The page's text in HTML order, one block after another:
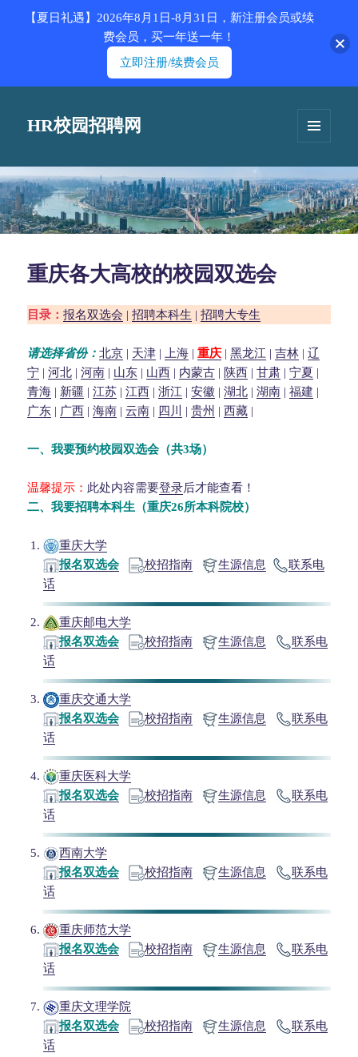
HR校园招聘网
重庆各大高校的校园双选会
目录：报名双选会 |招聘本科生 |招聘大专生
请选择省份：北京 | 天津 | 上海 |重庆 |黑龙江 |吉林 |辽
宁 |河北 |河南 | 山东 | 山西 | 内蒙古 | 陕西 |甘肃 |宁夏 |
青海 | 新疆 |江苏 |江西 |浙江 |安徽 |湖北 |湖南 |福建 |
广东 | 广西 |海南 |云南 | 四川 |贵州 |西藏 |
一、我要预约校园双选会（共3场）
温馨提示： 此处内容需要登录后才能查看！
二、我要招聘本科生（重庆26所本科院校）
重庆大学
报名双选会
校招指南 生源信息
联系电
话
重庆邮电大学
报名双选会
校招指南 生源信息
联系电
话
重庆交通大学
报名双选会
校招指南 生源信息
联系电
话
重庆医科大学
报名双选会
校招指南 生源信息
联系电
话
西南大学
报名双选会
校招指南 生源信息
联系电
话
重庆师范大学
报名双选会
校招指南 生源信息
联系电
话
重庆文理学院
报名双选会
校招指南 生源信息
联系电
话
【夏日礼遇】2026年8月1日-8月31日，新注册会员或续
费会员，买一年送一年！
立即注册/续费会员